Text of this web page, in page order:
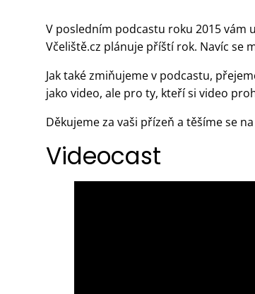
V posledním podcastu roku 2015 vám
Včeliště.cz plánuje příští rok. Navíc se
Jak také zmiňujeme v podcastu,
jako video, ale pro ty, kteří si video
Děkujeme za vaši přízeň a těšíme se
Videocast